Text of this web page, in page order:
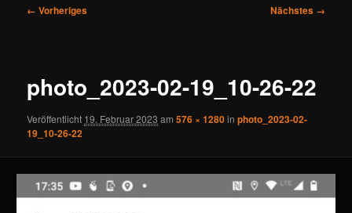
Bilder-
← Vorheriges Nächstes →
photo_2023-02-19_10-26-22
Veröffentlicht 19. Februar 2023 am576 × 1280inphoto_2023-02-
19_10-26-22